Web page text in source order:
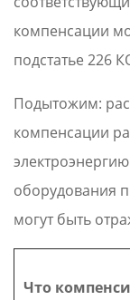
компенсации
подстатье 226
Подытожим:
компенсации
оборудования
могут быть
Что